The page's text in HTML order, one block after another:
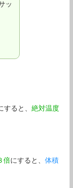
ッ
すると、絶対温度
倍にすると、体積